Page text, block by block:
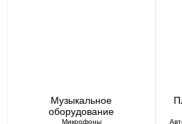
Музыкальное
оборудование
Микрофоны